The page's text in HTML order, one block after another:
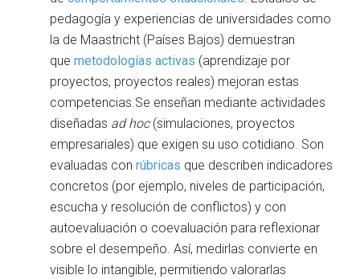
pedagogía y experiencias de universidades como
la de Maastricht (Países Bajos) demuestran
quemetodologías activas (aprendizaje por
proyectos, proyectos reales) mejoran estas
competencias.Se enseñan mediante actividades
diseñadas ad hoc(simulaciones, proyectos
empresariales) que exigen su uso cotidiano. Son
evaluadas conrúbricas que describen indicadores
concretos (por ejemplo, niveles de participación,
escucha y resolución de conflictos) y con
autoevaluación o coevaluación para reflexionar
sobre el desempeño. Así, medirlas convierte en
visible lo intangible, permitiendo valorarlas